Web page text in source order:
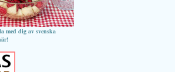
med dig av svenska